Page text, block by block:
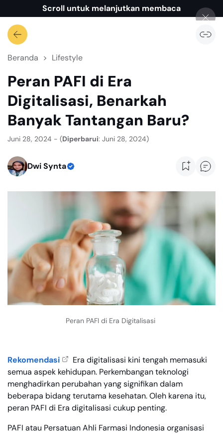
Scroll untuk melanjutkan membaca
Beranda Lifestyle
Peran PAFI di Era
Digitalisasi, Benarkah
Banyak Tantangan Baru?
Juni 28, 2024 - (Diperbarui: Juni 28, 2024)
Dwi Synta
Peran PAFI di Era Digitalisasi
Rekomendasi
Era digitalisasi kini tengah memasuki
semua aspek kehidupan. Perkembangan teknologi
menghadirkan perubahan yang signifikan dalam
beberapa bidang terutama kesehatan. Oleh karena itu,
peran PAFI di Era digitalisasi cukup penting.
PAFI atau Persatuan Ahli Farmasi Indonesia organisasi